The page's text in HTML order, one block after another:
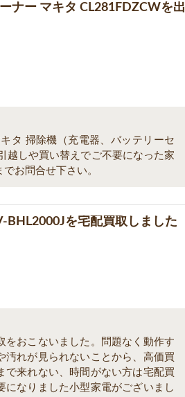
ナー マキタ CL281FDZCWを出
タ 掃除機（充電器、バッテリーセ
越しや買い替えでご不要になった家
お問合せ下さい。
を宅配買取しました
をおこないました。問題なく動作す
汚れが見られないことから、高価買
で来れない、時間がない方は宅配買
になりました小型家電がございまし